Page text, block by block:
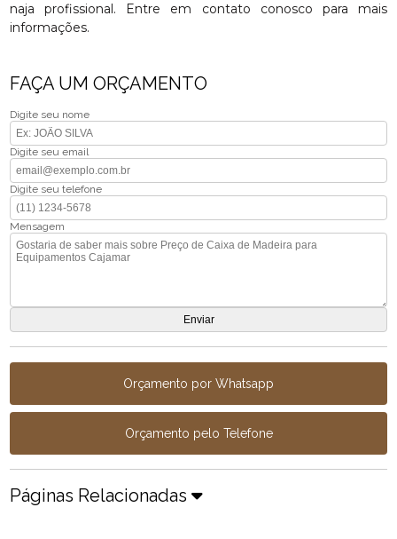
naja profissional. Entre em contato conosco para mais
informações.
FAÇA UM ORÇAMENTO
Digite seu nome
Digite seu email
Digite seu telefone
Mensagem
Orçamento por Whatsapp
Orçamento pelo Telefone
Páginas Relacionadas